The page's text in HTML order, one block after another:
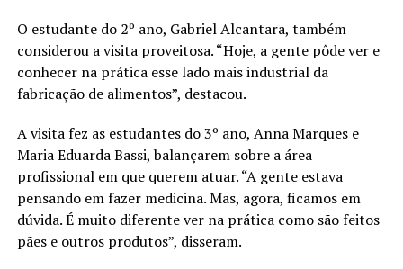
O estudante do 2º ano, Gabriel Alcantara, também
considerou a visita proveitosa. “Hoje, a gente pôde ver e
conhecer na prática esse lado mais industrial da
fabricação de alimentos”, destacou.
A visita fez as estudantes do 3º ano, Anna Marques e
Maria Eduarda Bassi, balançarem sobre a área
profissional em que querem atuar. “A gente estava
pensando em fazer medicina. Mas, agora, ficamos em
dúvida. É muito diferente ver na prática como são feitos
pães e outros produtos”, disseram.